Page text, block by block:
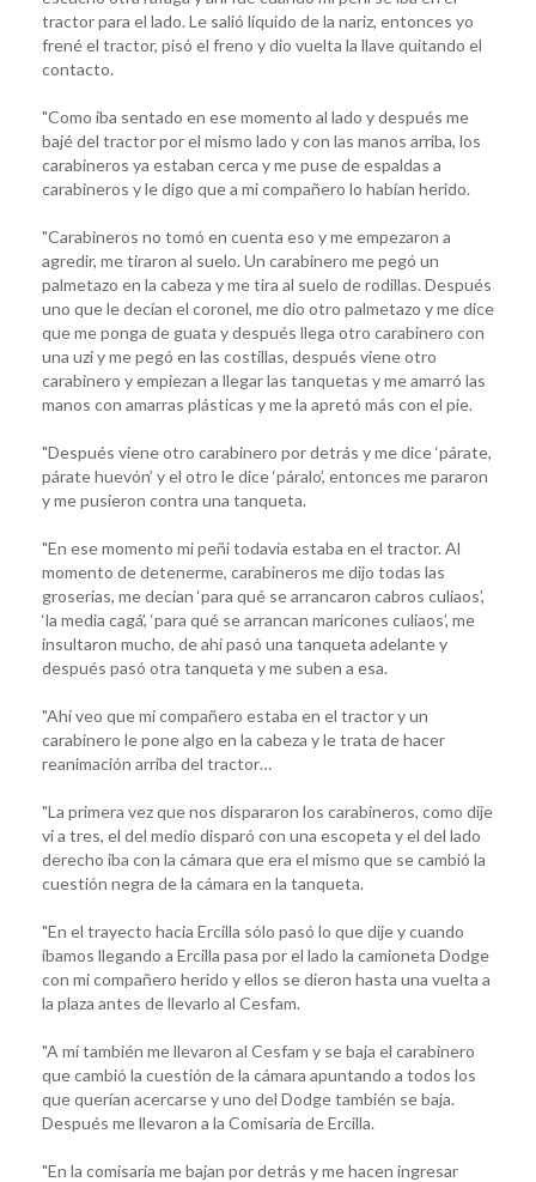
tractor para el lado. Le salió líquido de la nariz, entonces yo
frené el tractor, pisó el freno y dio vuelta la llave quitando el
contacto.
"Como iba sentado en ese momento al lado y después me
bajé del tractor por el mismo lado y con las manos arriba, los
carabineros ya estaban cerca y me puse de espaldas a
carabineros y le digo que a mi compañero lo habían herido.
"Carabineros no tomó en cuenta eso y me empezaron a
agredir, me tiraron al suelo. Un carabinero me pegó un
palmetazo en la cabeza y me tira al suelo de rodillas. Después
uno que le decían el coronel, me dio otro palmetazo y me dice
que me ponga de guata y después llega otro carabinero con
una uzi y me pegó en las costillas, después viene otro
carabinero y empiezan a llegar las tanquetas y me amarró las
manos con amarras plásticas y me la apretó más con el pie.
"Después viene otro carabinero por detrás y me dice ‘párate,
párate huevón’ y el otro le dice ‘páralo’, entonces me pararon
y me pusieron contra una tanqueta.
"En ese momento mi peñi todavía estaba en el tractor. Al
momento de detenerme, carabineros me dijo todas las
groserías, me decían ‘para qué se arrancaron cabros culiaos’,
‘la media cagá’, ‘para qué se arrancan maricones culiaos’, me
insultaron mucho, de ahí pasó una tanqueta adelante y
después pasó otra tanqueta y me suben a esa.
"Ahí veo que mi compañero estaba en el tractor y un
carabinero le pone algo en la cabeza y le trata de hacer
reanimación arriba del tractor…
"La primera vez que nos dispararon los carabineros, como dije
vi a tres, el del medio disparó con una escopeta y el del lado
derecho iba con la cámara que era el mismo que se cambió la
cuestión negra de la cámara en la tanqueta.
"En el trayecto hacia Ercilla sólo pasó lo que dije y cuando
íbamos llegando a Ercilla pasa por el lado la camioneta Dodge
con mi compañero herido y ellos se dieron hasta una vuelta a
la plaza antes de llevarlo al Cesfam.
"A mí también me llevaron al Cesfam y se baja el carabinero
que cambió la cuestión de la cámara apuntando a todos los
que querían acercarse y uno del Dodge también se baja.
Después me llevaron a la Comisaría de Ercilla.
"En la comisaría me bajan por detrás y me hacen ingresar